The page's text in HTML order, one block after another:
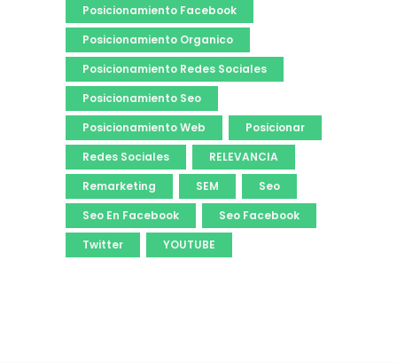
Posicionamiento Facebook
Posicionamiento Organico
Posicionamiento Redes Sociales
Posicionamiento Seo
Posicionamiento Web
Posicionar
Redes Sociales
RELEVANCIA
Remarketing
SEM
Seo
Seo En Facebook
Seo Facebook
Twitter
YOUTUBE